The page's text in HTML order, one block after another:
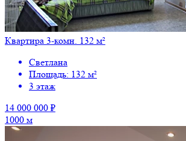
Квартира 3-комн. 132 м²
Светлана
Площадь: 132 м²
3 этаж
14 000 000 ₽
1000 м